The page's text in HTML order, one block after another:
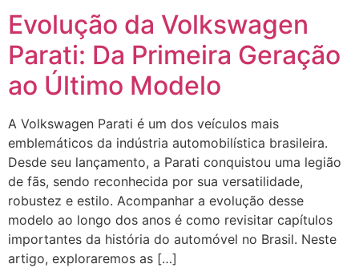
Evolução da Volkswagen
Parati: Da Primeira Geração
ao Último Modelo
A Volkswagen Parati é um dos veículos mais
emblemáticos da indústria automobilística brasileira.
Desde seu lançamento, a Parati conquistou uma legião
de fãs, sendo reconhecida por sua versatilidade,
robustez e estilo. Acompanhar a evolução desse
modelo ao longo dos anos é como revisitar capítulos
importantes da história do automóvel no Brasil. Neste
artigo, exploraremos as […]